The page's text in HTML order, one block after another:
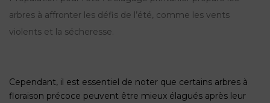
arbres à affronter les défis de l’été, comme les vents
violents et la sécheresse.
Cependant, il est essentiel de noter que certains arbres à
floraison précoce peuvent être mieux élagués après leur